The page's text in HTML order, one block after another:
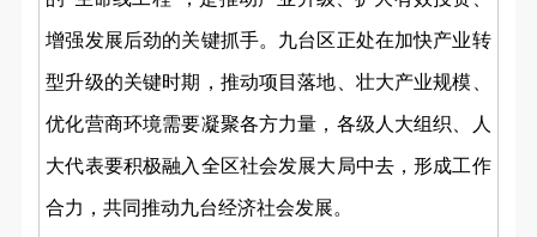
增强发展后劲的关键抓手。九台区正处在加快产业转
型升级的关键时期，推动项目落地、壮大产业规模、
优化营商环境需要凝聚各方力量，各级人大组织、人
大代表要积极融入全区社会发展大局中去，形成工作
合力，共同推动九台经济社会发展。